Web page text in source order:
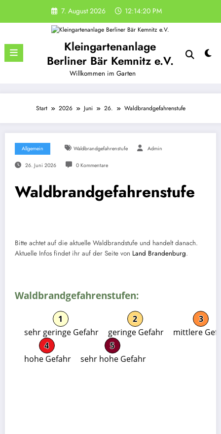
springen
7. August 2026 12:14:20 PM
Kleingartenanlage
Berliner Bär Kemnitz e.V.
Willkommen im Garten
Start 2026 Juni 26. Waldbrandgefahrenstufe
Allgemein Waldbrandgefahrenstufe Admin
26. Juni 2026 0 Kommentare
Waldbrandgefahrenstufe
Bitte achtet auf die aktuelle Waldbrandstufe und handelt danach.
Aktuelle Infos findet ihr auf der Seite von Land Brandenburg.